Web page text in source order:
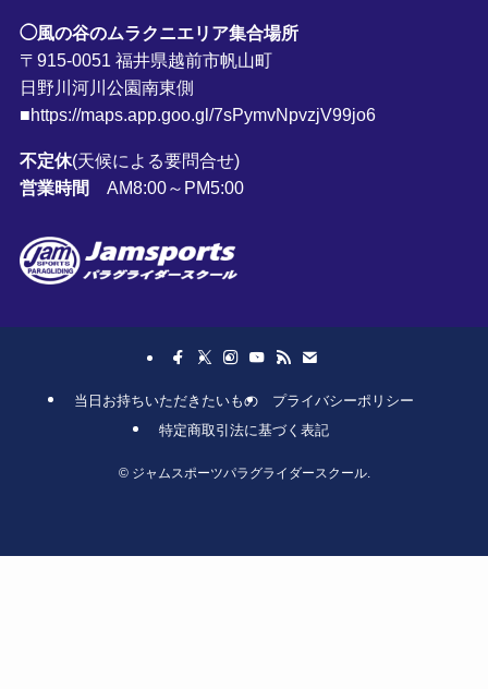
◯風の谷のムラクニエリア集合場所
〒915-0051 福井県越前市帆山町
日野川河川公園南東側
■https://maps.app.goo.gl/7sPymvNpvzjV99jo6
不定休(天候による要問合せ)
営業時間
AM8:00～PM5:00
当日お持ちいただきたいもの
プライバシーポリシー
特定商取引法に基づく表記
©ジャムスポーツパラグライダースクール.